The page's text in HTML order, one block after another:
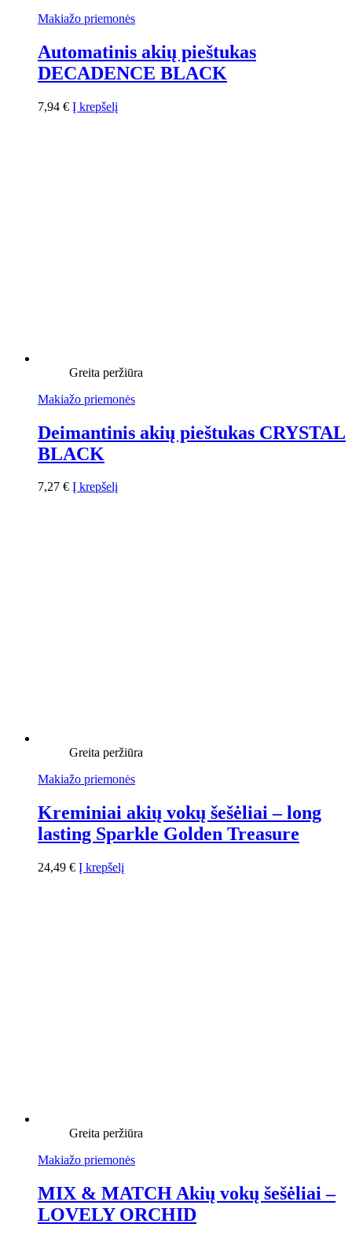
Makiažo priemonės
Automatinis akių pieštukas
DECADENCE BLACK
7,94 € Į krepšelį
Greita peržiūra
Makiažo priemonės
Deimantinis akių pieštukas CRYSTAL
BLACK
7,27 € Į krepšelį
Greita peržiūra
Makiažo priemonės
Kreminiai akių vokų šešėliai – long
lasting Sparkle Golden Treasure
24,49 € Į krepšelį
Greita peržiūra
Makiažo priemonės
MIX & MATCH Akių vokų šešėliai –
LOVELY ORCHID